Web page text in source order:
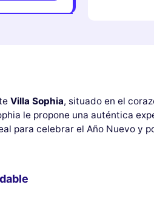
Villa Sophia, situado en el
le propone una auténtica
para celebrar el Año Nuevo y